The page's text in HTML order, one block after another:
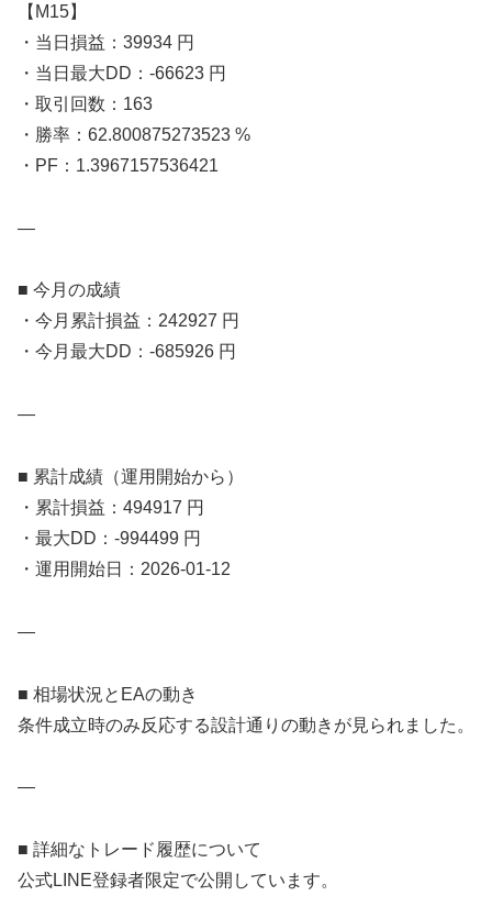
【M15】
・当日損益：39934 円
・当日最大DD：-66623 円
・取引回数：163
・勝率：62.800875273523 %
・PF：1.3967157536421
—
■ 今月の成績
・今月累計損益：242927 円
・今月最大DD：-685926 円
—
■ 累計成績（運用開始から）
・累計損益：494917 円
・最大DD：-994499 円
・運用開始日：2026-01-12
—
■ 相場状況とEAの動き
条件成立時のみ反応する設計通りの動きが見られました。
—
■ 詳細なトレード履歴について
公式LINE登録者限定で公開しています。